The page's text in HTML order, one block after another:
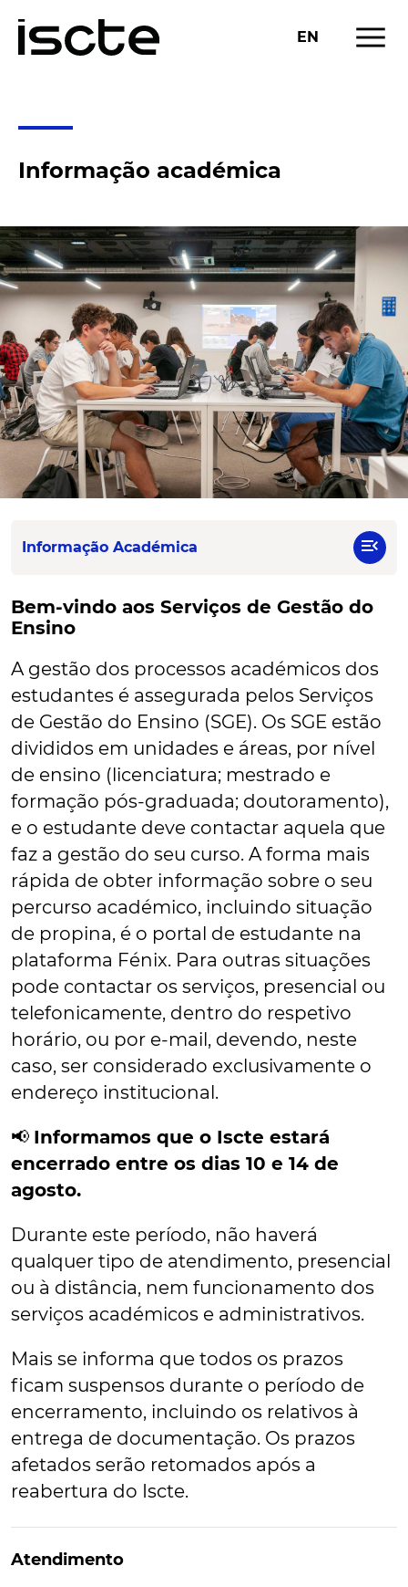
EN menu
Informação académica
Informação Académica menu_open
Bem-vindo aos Serviços de Gestão do
Ensino
A gestão dos processos académicos dos
estudantes é assegurada pelos Serviços
de Gestão do Ensino (SGE). Os SGE estão
divididos em unidades e áreas, por nível
de ensino (licenciatura; mestrado e
formação pós-graduada; doutoramento),
e o estudante deve contactar aquela que
faz a gestão do seu curso. A forma mais
rápida de obter informação sobre o seu
percurso académico, incluindo situação
de propina, é o portal de estudante na
plataforma Fénix. Para outras situações
pode contactar os serviços, presencial ou
telefonicamente, dentro do respetivo
horário, ou por e-mail, devendo, neste
caso, ser considerado exclusivamente o
endereço institucional.
📢 Informamos que o Iscte estará
encerrado entre os dias 10 e 14 de
agosto.
Durante este período, não haverá
qualquer tipo de atendimento, presencial
ou à distância, nem funcionamento dos
serviços académicos e administrativos.
Mais se informa que todos os prazos
ficam suspensos durante o período de
encerramento, incluindo os relativos à
entrega de documentação. Os prazos
afetados serão retomados após a
reabertura do Iscte.
Atendimento